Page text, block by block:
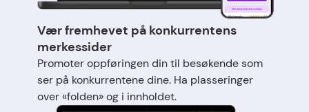
Vær fremhevet på konkurrentens
merkessider
Promoter oppføringen din til besøkende som
ser på konkurrentene dine. Ha plasseringer
over «folden» og i innholdet.